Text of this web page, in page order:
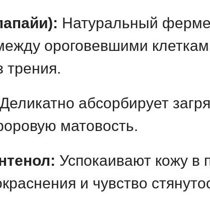
Натуральный
ороговевшими
трения.
Деликатно абсорбирует
матовость.
Успокаивают кожу в
и чувство